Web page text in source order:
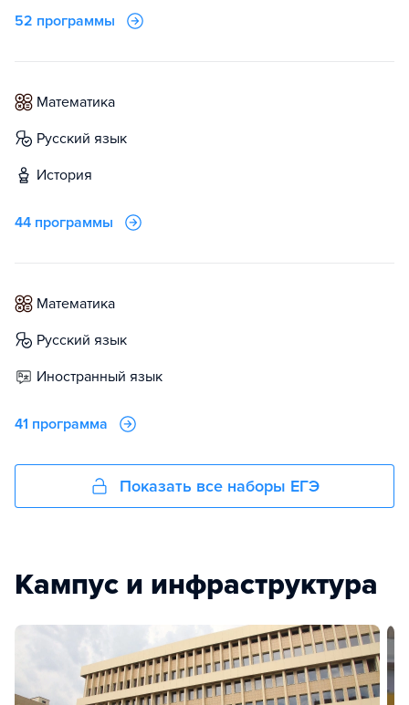
52 программы
математика
русский язык
история
44 программы
математика
русский язык
иностранный язык
41 программа
Показать все наборы ЕГЭ
Кампус и инфраструктура